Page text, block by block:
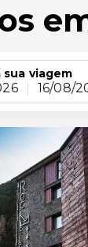
sua viagem
16/08/